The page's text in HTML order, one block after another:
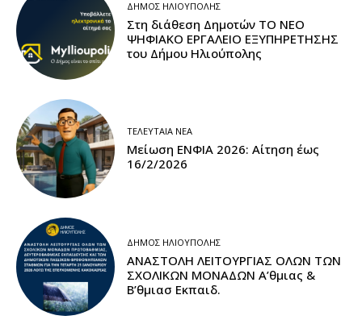
ΔΉΜΟΣ ΗΛΙΟΎΠΟΛΗΣ
Στη διάθεση Δημοτών ΤΟ ΝΕΟ
ΨΗΦΙΑΚΟ ΕΡΓΑΛΕΙΟ ΕΞΥΠΗΡΕΤΗΣΗΣ
του Δήμου Ηλιούπολης
ΤΕΛΕΥΤΑΊΑ ΝΈΑ
Μείωση ΕΝΦΙΑ 2026: Αίτηση έως
16/2/2026
ΔΉΜΟΣ ΗΛΙΟΎΠΟΛΗΣ
ΑΝΑΣΤΟΛΗ ΛΕΙΤΟΥΡΓΙΑΣ ΟΛΩΝ ΤΩΝ
ΣΧΟΛΙΚΩΝ ΜΟΝΑΔΩΝ A’θμιας &
Β’θμιασ Εκπαιδ.